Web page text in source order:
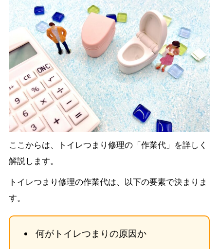
ここからは、トイレつまり修理の「作業代」を詳しく
解説します。
トイレつまり修理の作業代は、以下の要素で決まりま
す。
何がトイレつまりの原因か